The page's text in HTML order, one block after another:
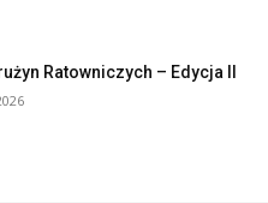
Ratowniczych – Edycja II